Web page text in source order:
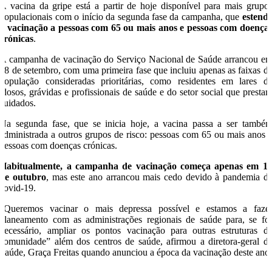
A vacina da gripe está a partir de hoje disponível para mais grupos
populacionais com o início da segunda fase da campanha, que estende
a vacinação a pessoas com 65 ou mais anos e pessoas com doenças
crónicas.
A campanha de vacinação do Serviço Nacional de Saúde arrancou em
28 de setembro, com uma primeira fase que incluiu apenas as faixas da
população consideradas prioritárias, como residentes em lares de
idosos, grávidas e profissionais de saúde e do setor social que prestam
cuidados.
Na segunda fase, que se inicia hoje, a vacina passa a ser também
administrada a outros grupos de risco: pessoas com 65 ou mais anos e
pessoas com doenças crónicas.
Habitualmente, a campanha de vacinação começa apenas em 15
de outubro, mas este ano arrancou mais cedo devido à pandemia de
covid-19.
“Queremos vacinar o mais depressa possível e estamos a fazer
planeamento com as administrações regionais de saúde para, se for
necessário, ampliar os pontos vacinação para outras estruturas da
comunidade” além dos centros de saúde, afirmou a diretora-geral da
Saúde, Graça Freitas quando anunciou a época da vacinação deste ano.